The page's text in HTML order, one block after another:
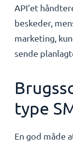
API’et
beskeder,
marketing,
sende
type
En god måde